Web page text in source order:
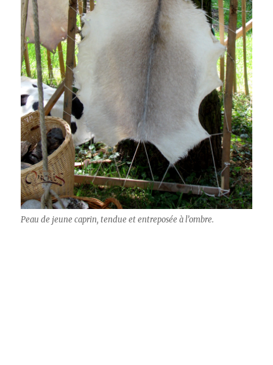
Peau de jeune caprin, tendue et entreposée à l’ombre.